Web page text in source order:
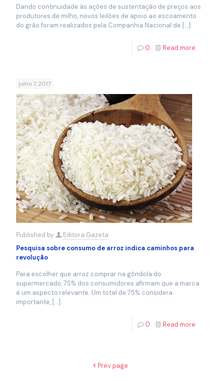
Dando continuidade às ações de sustentação de preços aos
produtores de milho, novos leilões de apoio ao escoamento
do grão foram realizados pela Companhia Nacional de […]
0 Read more
julho 7, 2017
Published by
Editora Gazeta
Pesquisa sobre consumo de arroz indica caminhos para
revolução
Para escolher que arroz comprar na gôndola do
supermercado, 75% dos consumidores afirmam que a marca
é um aspecto relevante. Um total de 75% considera
importante, […]
0 Read more
Prev page